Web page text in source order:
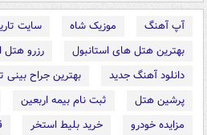
آپ آهنگ موزیک شاه
سایت
بهترین هتل های استانبول
رزرو هتل
دانلود آهنگ جدید
بهترین جراح بینی
پرشین هتل
ثبت نام بیمه اربعین
مزایده خودرو
خرید بلیط استخر